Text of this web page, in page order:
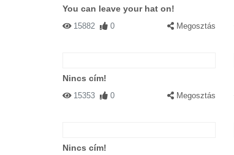
You can leave your hat on!
15882 0 Megosztás
Nincs cím!
15353 0 Megosztás
Nincs cím!